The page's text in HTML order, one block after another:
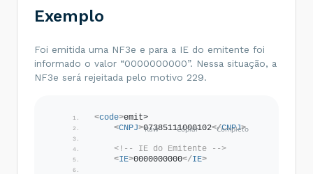
Exemplo
Foi emitida uma NF3e e para a IE do emitente foi
informado o valor “0000000000”. Nessa situação, a
NF3e será rejeitada pelo motivo 229.
<code>emit>
<CNPJ>07385111000102</CNPJ>
<!-- IE do Emitente -->
<IE>0000000000</IE>